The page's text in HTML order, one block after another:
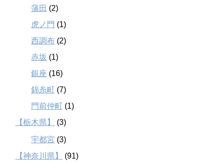
蒲田 (2)
虎ノ門 (1)
西調布 (2)
赤坂 (1)
銀座 (16)
錦糸町 (7)
門前仲町 (1)
【栃木県】
(3)
宇都宮 (3)
【神奈川県】
(91)